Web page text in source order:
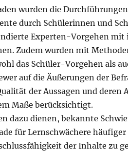
wurden die Durchführungen
durch Schülerinnen und
Experten-Vorgehen mit
Zudem wurden mit
das Schüler-Vorgehen als
auf die Äußerungen der
der Aussagen und deren
Maße berücksichtigt.
dazu dienen, bekannte
für Lernschwächere häufiger
der Inhalte zu